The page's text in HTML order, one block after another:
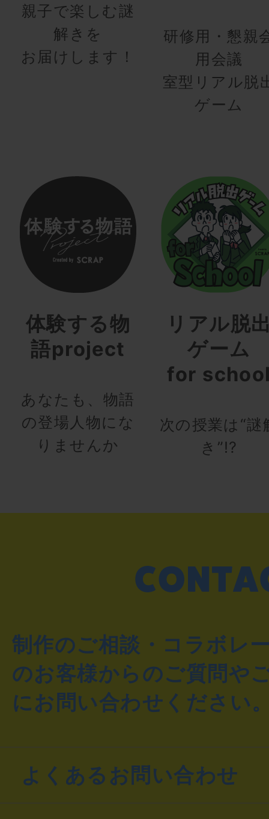
親子で楽しむ謎
解きを
お届けします！
研修用・懇親
用会議
室型リアル脱
ゲーム
体験する物
語project
あなたも、物語
の登場人物にな
りませんか
リアル脱
ゲーム
for
次の授業は“謎
き”!?
制作のご相談・コラボレ
のお客様からのご質問や
にお問い合わせください
よくあるお問い合わせ